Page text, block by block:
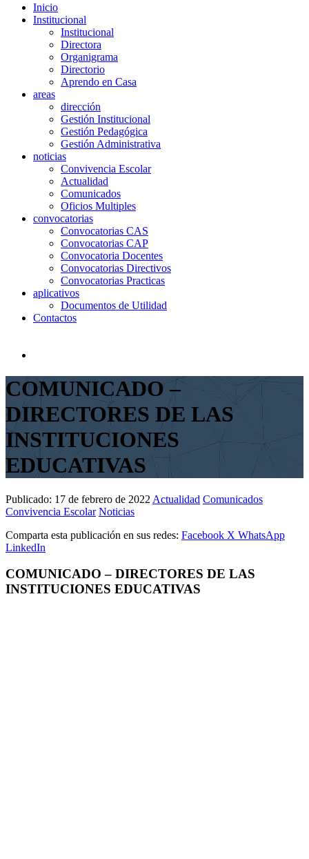
Inicio
Institucional
Institucional
Directora
Organigrama
Directorio
Aprendo en Casa
areas
dirección
Gestión Institucional
Gestión Pedagógica
Gestión Administrativa
noticias
Convivencia Escolar
Actualidad
Comunicados
Oficios Multiples
convocatorias
Convocatorias CAS
Convocatorias CAP
Convocatoria Docentes
Convocatorias Directivos
Convocatorias Practicas
aplicativos
Documentos de Utilidad
Contactos
COMUNICADO –
DIRECTORES DE LAS
INSTITUCIONES
EDUCATIVAS
Publicado: 17 de febrero de 2022 Actualidad Comunicados
Convivencia Escolar Noticias
Comparta esta publicación en sus redes: Facebook X WhatsApp
LinkedIn
COMUNICADO – DIRECTORES DE LAS
INSTITUCIONES EDUCATIVAS